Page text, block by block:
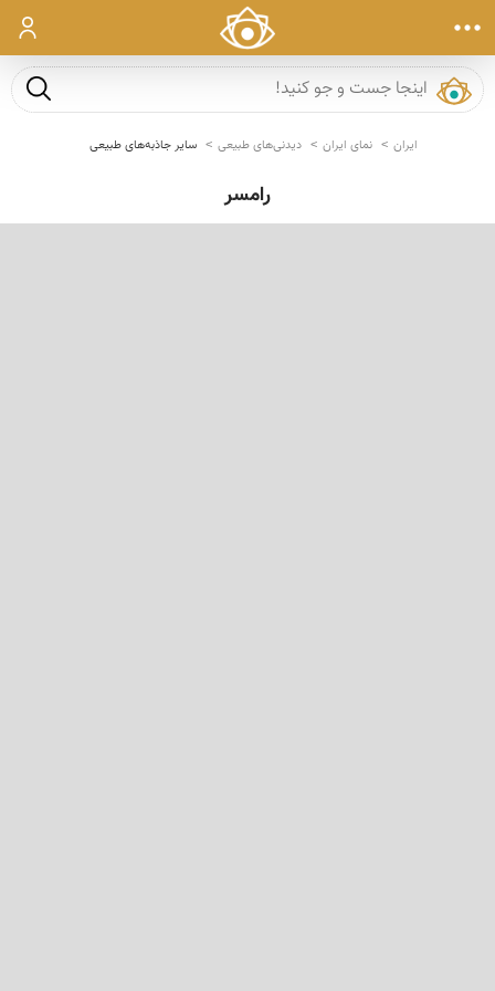
ورود
جست و
ایران نمای ایران دیدنی‌های طبیعی سایر جاذبه‌های طبیعی
رامسر